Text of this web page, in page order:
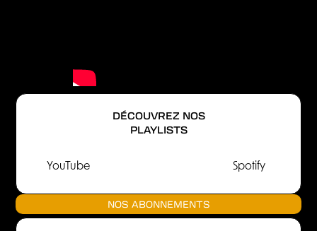
DÉCOUVREZ NOS
PLAYLISTS
YouTube Spotify
NOS ABONNEMENTS